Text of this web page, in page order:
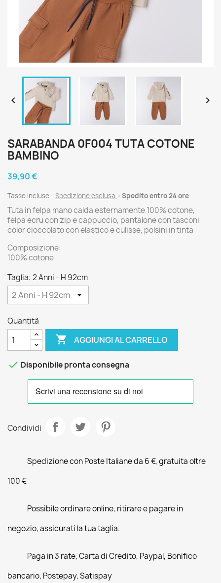
 
SARABANDA 0F004 TUTA COTONE
BAMBINO
39,90 €
Tasse incluse Spedizione esclusa Spedito entro 24 ore
Tuta in felpa mano calda esternamente 100% cotone,
felpa ecru con zip e cappuccio, pantalone con tasconi
color cioccolato con elastico e culisse, polsini in tinta
Composizione:
100% cotone
Taglia: 2 Anni - H 92cm
Quantità
 AGGIUNGI AL CARRELLO
 Disponibile pronta consegna
Condividi
Spedizione con Poste Italiane da 6 €, gratuita oltre
100 €
Possibile ordinare online, ritirare e pagare in
negozio, assicurati la tua taglia.
Paga in 3 rate, Carta di Credito, Paypal, Bonifico
bancario, Postepay, Satispay